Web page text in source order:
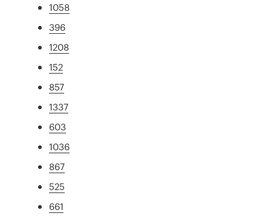
1058
396
1208
152
857
1337
603
1036
867
525
661